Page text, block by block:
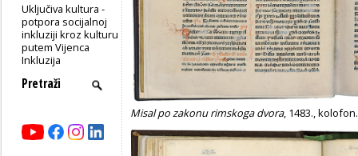
Uključiva kultura -
potpora socijalnoj
inkluziji kroz kulturu
putem Vijenca
Inkluzija
Misal po zakonu rimskoga dvora, 1483.,